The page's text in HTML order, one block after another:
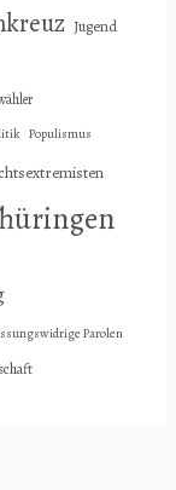
Jugend
Populismus
Parolen